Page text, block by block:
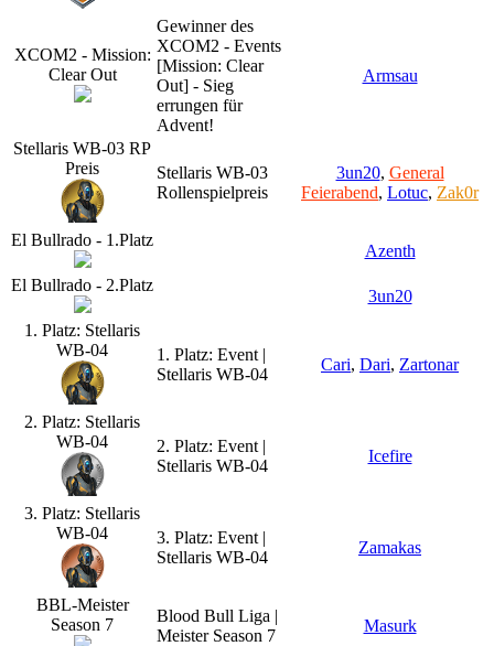
XCOM2 - Mission:
Clear Out
Gewinner des
XCOM2 - Events
[Mission: Clear
Out] - Sieg
errungen für
Advent!
Armsau
Stellaris WB-03 RP
Preis
Stellaris WB-03
Rollenspielpreis
3un20, General
Feierabend, Lotuc, Zak0r
El Bullrado - 1.Platz
Azenth
El Bullrado - 2.Platz
3un20
1. Platz: Stellaris
WB-04
1. Platz: Event |
Stellaris WB-04
Cari, Dari, Zartonar
2. Platz: Stellaris
WB-04
2. Platz: Event |
Stellaris WB-04
Icefire
3. Platz: Stellaris
WB-04
3. Platz: Event |
Stellaris WB-04
Zamakas
BBL-Meister
Season 7
Blood Bull Liga |
Meister Season 7
Masurk